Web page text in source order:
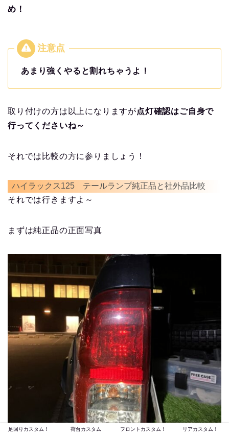
め！
あまり強くやると割れちゃうよ！
取り付けの方は以上になりますが点灯確認はご自身で
行ってくださいね～
それでは比較の方に参りましょう！
ハイラックス125 テールランプ純正品と社外品比較
それでは行きますよ～
まずは純正品の正面写真
足回りカスタム！ 荷台カスタム フロントカスタム！ リアカスタム！